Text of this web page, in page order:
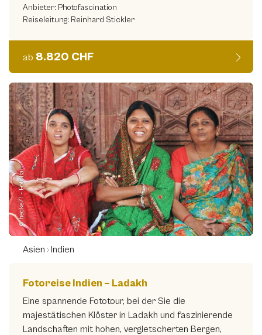
Anbieter: Photofascination
Reiseleitung: Reinhard Stickler
ab 8.820 CHF
© hecke71 - Fotolia
Asien Indien
Fotoreise Indien – Ladakh
Eine spannende Fototour, bei der Sie die
majestätischen Klöster in Ladakh und faszinierende
Landschaften mit hohen, vergletscherten Bergen,